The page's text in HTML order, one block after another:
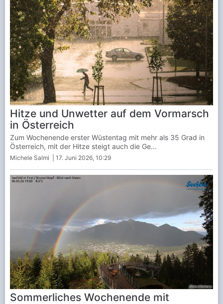
Hitze und Unwetter auf dem Vormarsch
in Österreich
Michele Salmi | 17. Juni 2026, 10:29
Zum Wochenende erster Wüstentag mit mehr als 35 Grad in
Österreich, mit der Hitze steigt auch die Ge...
Sommerliches Wochenende mit